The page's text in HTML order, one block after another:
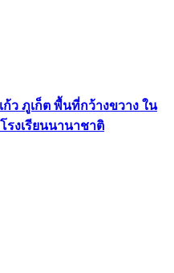
ก้ว ภูเก็ต พื้นที่กว้างขวาง ใน
งเรียนนานาชาติ